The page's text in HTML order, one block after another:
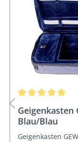
Geigenkasten
Blau/Blau
Geigenkasten